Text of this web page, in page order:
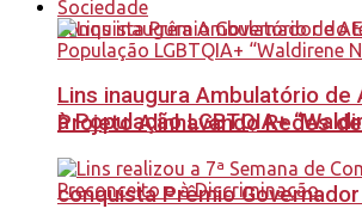
Projeto Alinhavando Redes
conquista Prêmio
Sociedade
Lins inaugura Ambulatório
à População LGBTQIA+